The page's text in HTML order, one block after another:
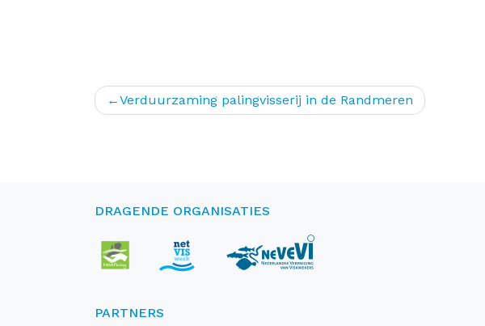
Bericht
Verduurzaming palingvisserij in de Randmeren
DRAGENDE ORGANISATIES
PARTNERS